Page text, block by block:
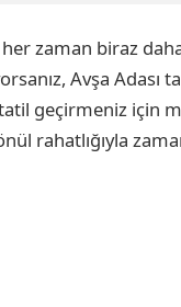
zaman biraz
Avşa
geçirmeniz için
rahatlığıyla